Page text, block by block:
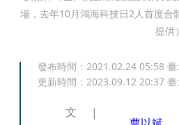
場，去年10月鴻海科技日2人首度合
提供）
發布時間： 2021.02.24 05:58 臺
更新時間： 2023.09.12 20:37 臺
文